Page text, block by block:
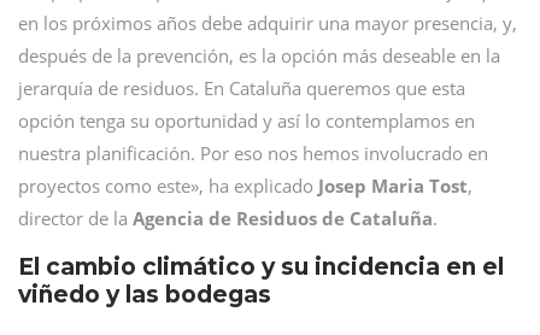
en los próximos años debe adquirir una mayor presencia, y,
después de la prevención, es la opción más deseable en la
jerarquía de residuos. En Cataluña queremos que esta
opción tenga su oportunidad y así lo contemplamos en
nuestra planificación. Por eso nos hemos involucrado en
proyectos como este», ha explicado Josep Maria Tost,
director de la Agencia de Residuos de Cataluña.
El cambio climático y su incidencia en el
viñedo y las bodegas